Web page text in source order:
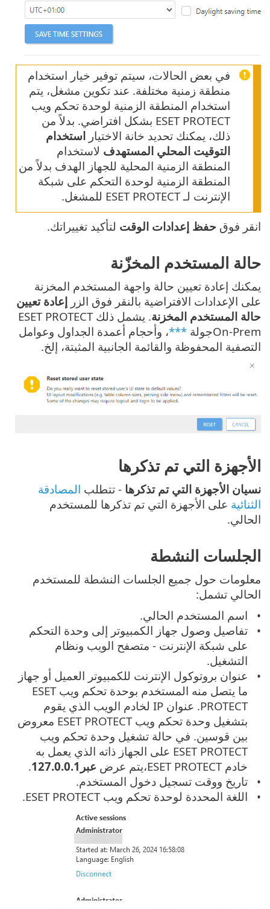
في بعض الحالات، سيتم توفير خيار استخدام
منطقة زمنية مختلفة. عند تكوين مشغل، يتم
استخدام المنطقة الزمنية لوحدة تحكم ويب
ESET PROTECT بشكل افتراضي. بدلاً من
ذلك، يمكنك تحديد خانة الاختيار استخدام
التوقيت المحلي المستهدف لاستخدام
المنطقة الزمنية المحلية للجهاز الهدف بدلاً من
المنطقة الزمنية لوحدة التحكم على شبكة
الإنترنت لـ ESET PROTECT للمشغل.
انقر فوق حفظ إعدادات الوقت لتأكيد تغييراتك.
حالة المستخدم المخزّنة
يمكنك إعادة تعيين حالة واجهة المستخدم المخزنة
على الإعدادات الافتراضية بالنقر فوق الزر إعادة تعيين
حالة المستخدم المخزنة
. يشمل ذلك ESET PROTECT
On-Premجولة
***، وأحجام أعمدة الجداول وعوامل
التصفية المحفوظة والقائمة الجانبية المثبتة، إلخ.
الأجهزة التي تم تذكرها
نسيان الأجهزة التي تم تذكرها - تتطلب المصادقة
الثنائية على الأجهزة التي تم تذكرها للمستخدم
الحالي.
الجلسات النشطة
معلومات حول جميع الجلسات النشطة للمستخدم
الحالي تشمل:
اسم المستخدم الحالي.
تفاصيل وصول جهاز الكمبيوتر إلى وحدة التحكم
على شبكة الإنترنت - متصفح الويب ونظام
التشغيل.
عنوان بروتوكول الإنترنت للكمبيوتر العميل أو جهاز
ما يتصل منه المستخدم بوحدة تحكم ويب ESET
PROTECT. عنوان IP لخادم الويب الذي يقوم
بتشغيل وحدة تحكم ويب ESET PROTECT معروض
بين قوسين. في حالة تشغيل وحدة تحكم ويب
ESET PROTECT على الجهاز ذاته الذي يعمل به
خادم ESET PROTECT،يتم عرض
عبر127.0.0.1
.
تاريخ ووقت تسجيل دخول المستخدم.
اللغة المحددة لوحدة تحكم ويب ESET PROTECT.